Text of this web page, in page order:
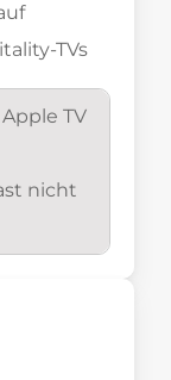
TVs
TV
nicht